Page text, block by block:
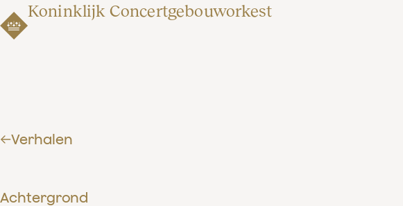
Koninklijk Concertgebouworkest
Verhalen
Achtergrond